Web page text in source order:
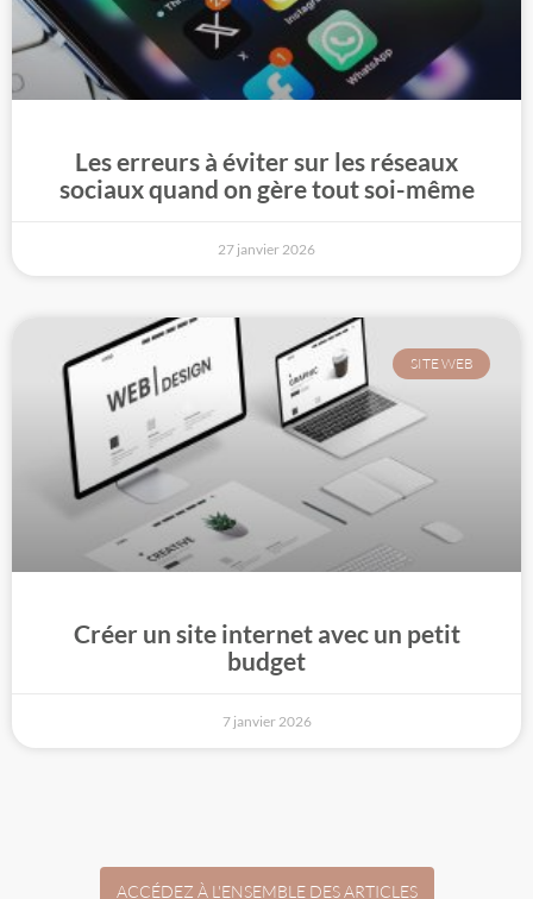
Les erreurs à éviter sur les réseaux
sociaux quand on gère tout soi-même
27 janvier 2026
SITE WEB
Créer un site internet avec un petit
budget
7 janvier 2026
ACCÉDEZ À L'ENSEMBLE DES ARTICLES